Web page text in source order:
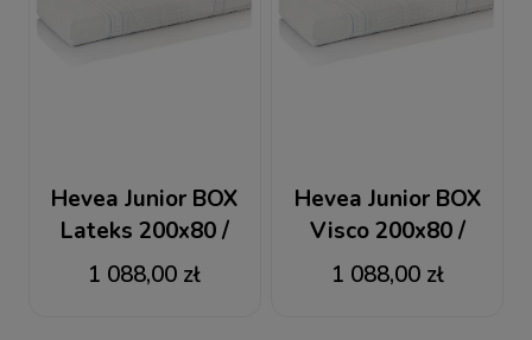
Hevea Junior BOX
Lateks 200x80 /
80x200 materac
1 088,00 zł
Hevea Junior BOX
Visco 200x80 /
80x200 materac
1 088,00 zł